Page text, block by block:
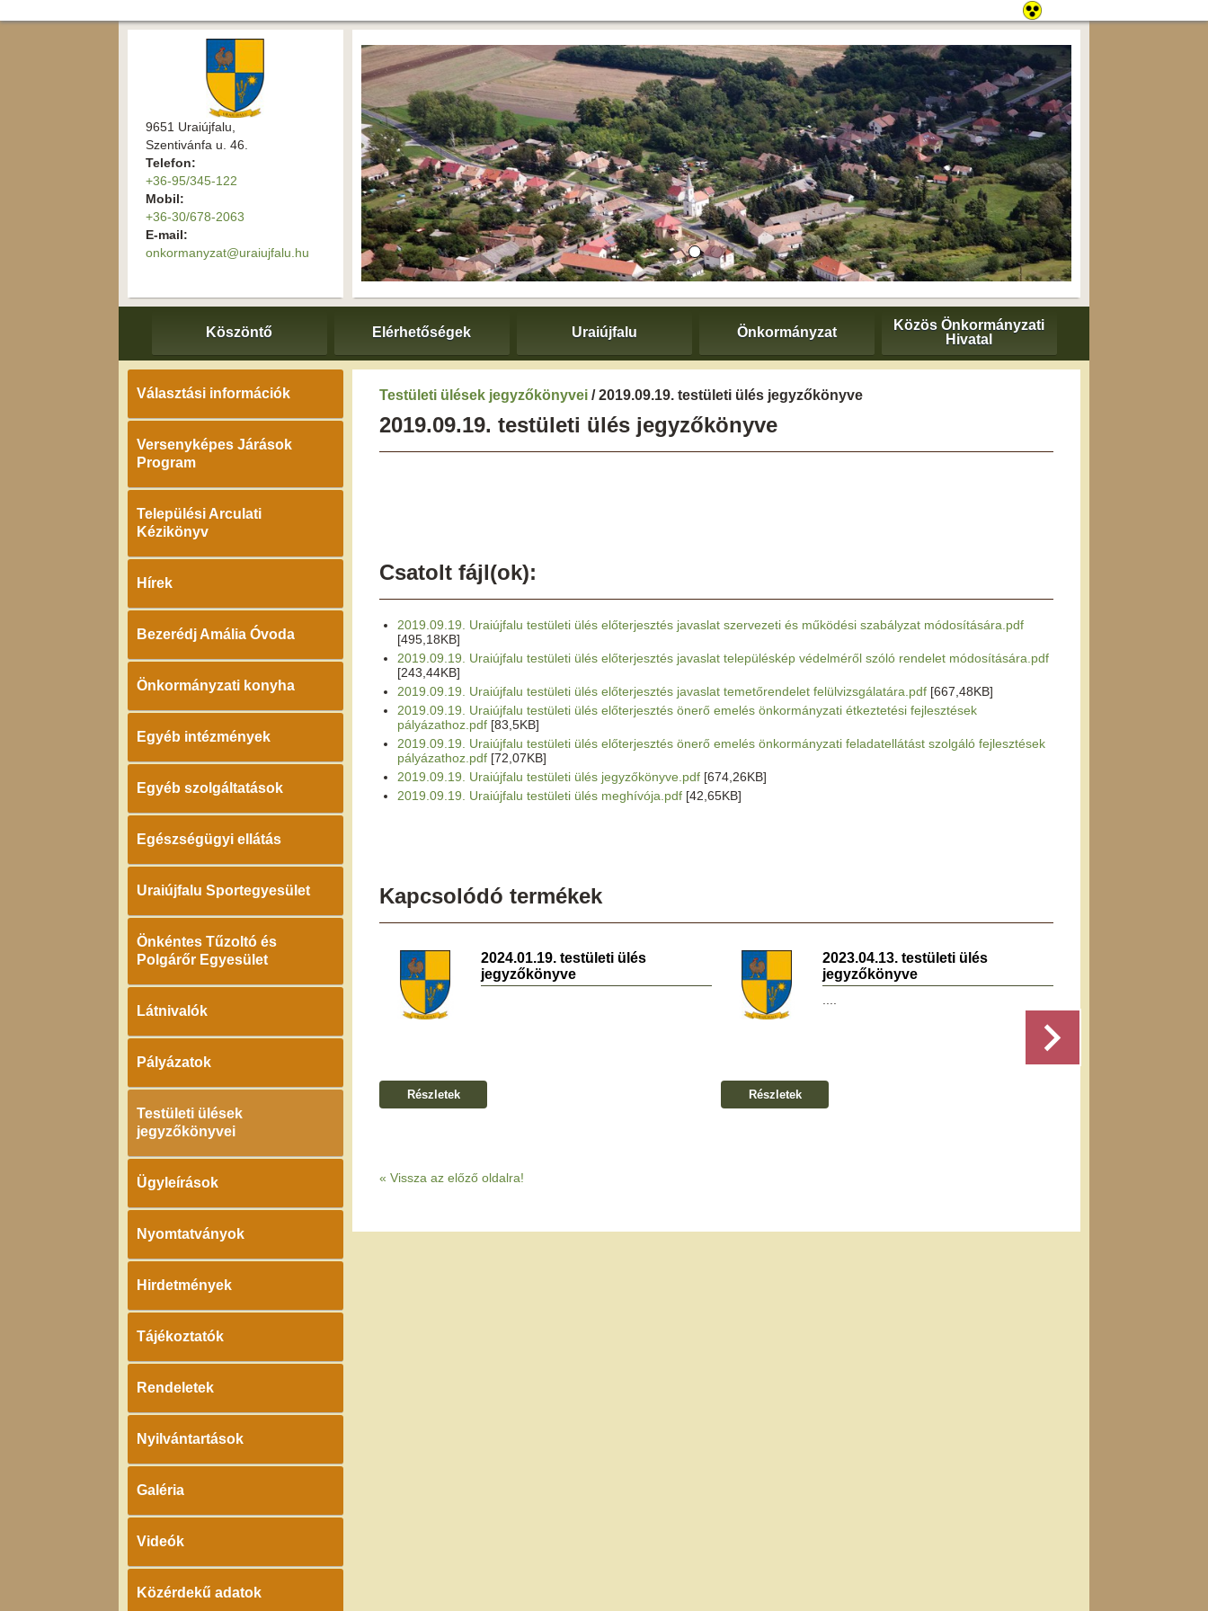
9651 Uraiújfalu,
Szentivánfa u. 46.
Telefon:
+36-95/345-122
Mobil:
+36-30/678-2063
E-mail:
onkormanyzat@uraiujfalu.hu
Köszöntő Elérhetőségek Uraiújfalu Önkormányzat
Közös Önkormányzati
Hivatal
Választási információk
Versenyképes Járások
Program
Települési Arculati
Kézikönyv
Hírek
Bezerédj Amália Óvoda
Önkormányzati konyha
Egyéb intézmények
Egyéb szolgáltatások
Egészségügyi ellátás
Uraiújfalu Sportegyesület
Önkéntes Tűzoltó és
Polgárőr Egyesület
Látnivalók
Pályázatok
Testületi ülések
jegyzőkönyvei
Ügyleírások
Nyomtatványok
Hirdetmények
Tájékoztatók
Rendeletek
Nyilvántartások
Galéria
Videók
Közérdekű adatok
Testületi ülések jegyzőkönyvei / 2019.09.19. testületi ülés jegyzőkönyve
2019.09.19. testületi ülés jegyzőkönyve
Csatolt fájl(ok):
2019.09.19. Uraiújfalu testületi ülés előterjesztés javaslat szervezeti és működési szabályzat módosítására.pdf
[495,18KB]
2019.09.19. Uraiújfalu testületi ülés előterjesztés javaslat településkép védelméről szóló rendelet módosítására.pdf
[243,44KB]
2019.09.19. Uraiújfalu testületi ülés előterjesztés javaslat temetőrendelet felülvizsgálatára.pdf [667,48KB]
2019.09.19. Uraiújfalu testületi ülés előterjesztés önerő emelés önkormányzati étkeztetési fejlesztések
pályázathoz.pdf [83,5KB]
2019.09.19. Uraiújfalu testületi ülés előterjesztés önerő emelés önkormányzati feladatellátást szolgáló fejlesztések
pályázathoz.pdf [72,07KB]
2019.09.19. Uraiújfalu testületi ülés jegyzőkönyve.pdf [674,26KB]
2019.09.19. Uraiújfalu testületi ülés meghívója.pdf [42,65KB]
Kapcsolódó termékek
2024.01.19. testületi ülés
jegyzőkönyve
Részletek
2023.04.13. testületi ülés
jegyzőkönyve
Részletek
« Vissza az előző oldalra!